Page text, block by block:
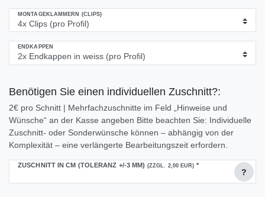
MONTAGEKLAMMERN (CLIPS)
ENDKAPPEN
Benötigen Sie einen individuellen Zuschnitt?:
2€ pro Schnitt | Mehrfachzuschnitte im Feld „Hinweise und
Wünsche“ an der Kasse angeben Bitte beachten Sie: Individuelle
Zuschnitt- oder Sonderwünsche können – abhängig von der
Komplexität – eine verlängerte Bearbeitungszeit erfordern.
ZUSCHNITT IN CM (TOLERANZ +/-3 MM) (ZZGL. 2,00 EUR) *
?